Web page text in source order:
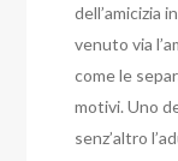
dell’amicizia
venuto via
come le
motivi.Uno
senz’altro